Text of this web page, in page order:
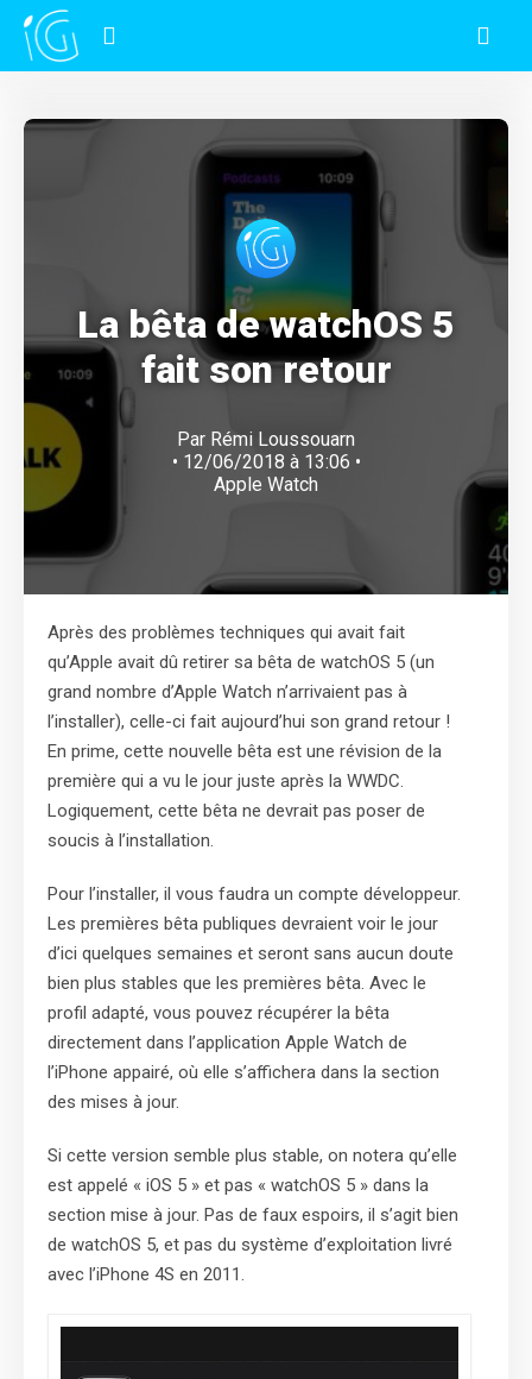
La bêta de watchOS 5
fait son retour
Par Rémi Loussouarn
• 12/06/2018 à 13:06 •
Apple Watch
Après des problèmes techniques qui avait fait
qu’Apple avait dû retirer sa bêta de watchOS 5 (un
grand nombre d’Apple Watch n’arrivaient pas à
l’installer), celle-ci fait aujourd’hui son grand retour !
En prime, cette nouvelle bêta est une révision de la
première qui a vu le jour juste après la WWDC.
Logiquement, cette bêta ne devrait pas poser de
soucis à l’installation.
Pour l’installer, il vous faudra un compte développeur.
Les premières bêta publiques devraient voir le jour
d’ici quelques semaines et seront sans aucun doute
bien plus stables que les premières bêta. Avec le
profil adapté, vous pouvez récupérer la bêta
directement dans l’application Apple Watch de
l’iPhone appairé, où elle s’affichera dans la section
des mises à jour.
Si cette version semble plus stable, on notera qu’elle
est appelé « iOS 5 » et pas « watchOS 5 » dans la
section mise à jour. Pas de faux espoirs, il s’agit bien
de watchOS 5, et pas du système d’exploitation livré
avec l’iPhone 4S en 2011.